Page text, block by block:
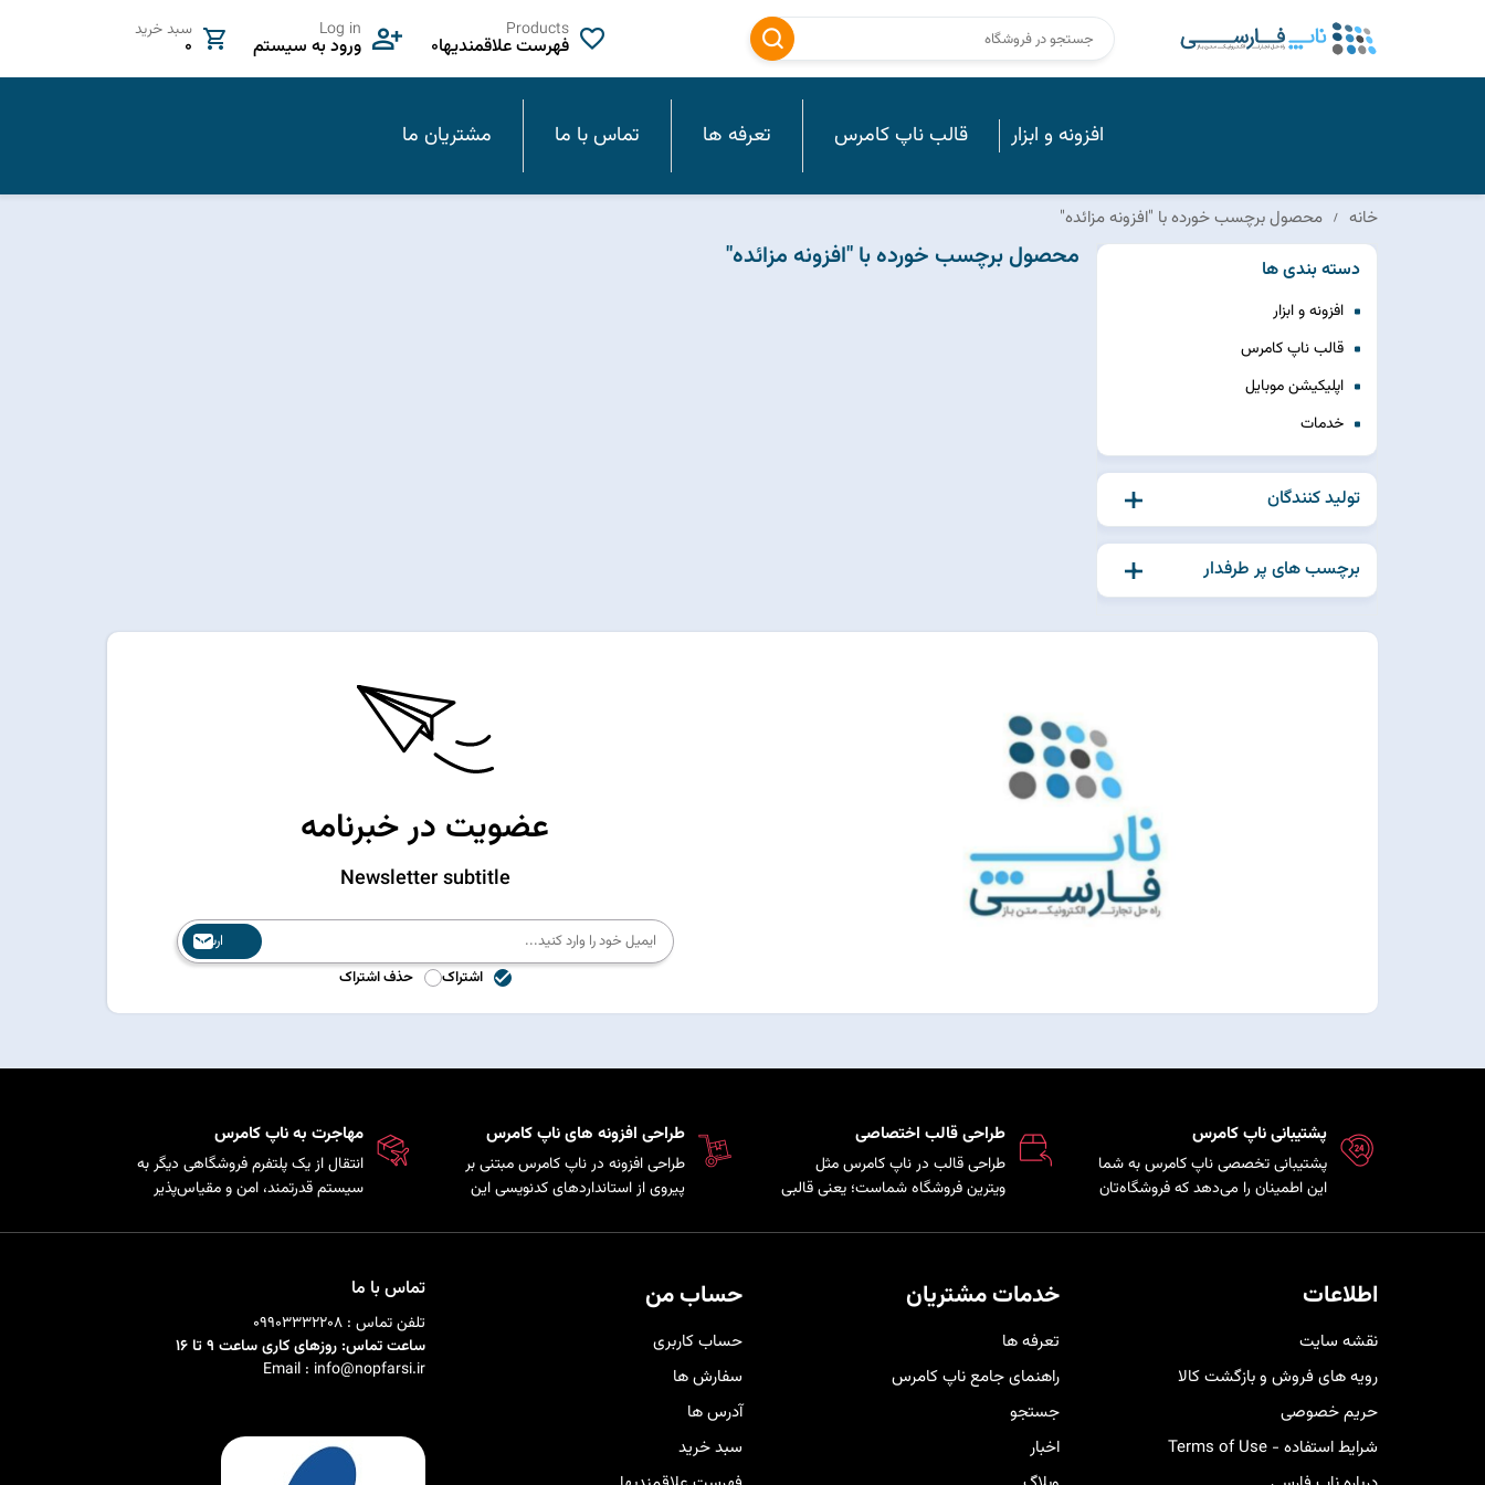
Products
فهرست علاقمندیها0
Log in
ورود به سیستم
سبد خرید
0
افزونه و ابزار قالب ناپ کامرس تعرفه ها تماس با ما مشتریان ما
خانه محصول برچسب خورده با "افزونه مزائده"
دسته بندی ها
افزونه و ابزار
قالب ناپ کامرس
اپلیکیشن موبایل
خدمات
تولید کنندگان
برچسب های پر طرفدار
محصول برچسب خورده با "افزونه مزائده"
عضویت در خبرنامه
Newsletter subtitle
ارسال
اشتراک
حذف اشتراک
پشتیبانی ناپ کامرس
پشتیبانی تخصصی ناپ کامرس به شما
این اطمینان را می‌دهد که فروشگاه‌تان
فنی در کمترین زمان ممکن برای رفع
کنار شما خواهد بود.
طراحی قالب اختصاصی
طراحی قالب در ناپ کامرس مثل
ویترین فروشگاه شماست؛ یعنی قالبی
مشتری‌هایتان شخصی‌سازی شده تا
خریدی راحت و لذت‌بخش را برای
کاربرانتان فراهم کند
طراحی افزونه های ناپ کامرس
طراحی افزونه در ناپ کامرس مبتنی بر
پیروی از استانداردهای کدنویسی این
و اضافه کردن قابلیت‌های سفارشی را
مهاجرت به ناپ کامرس
انتقال از یک پلتفرم فروشگاهی دیگر به
سیستم قدرتمند، امن و مقیاس‌پذیر
محصولات، مشتریان و سفارش‌ها.
اطلاعات
نقشه سایت
رویه های فروش و بازگشت کالا
حریم خصوصی
شرایط استفاده - Terms of Use
خدمات مشتریان
تعرفه ها
راهنمای جامع ناپ کامرس
جستجو
اخبار
حساب من
حساب کاربری
سفارش ها
آدرس ها
سبد خرید
تماس با ما
تلفن تماس : 09903332208
ساعت تماس: روزهای کاری ساعت 9 تا 16
Email : info@nopfarsi.ir